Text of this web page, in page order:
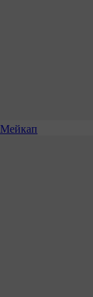
Мейкап